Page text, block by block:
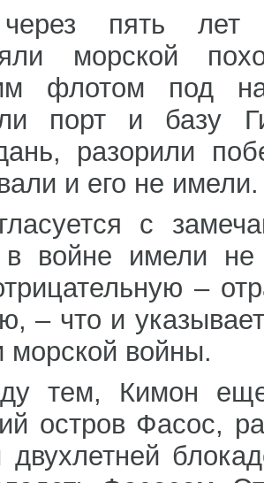
пять лет
морской
флотом под
порт и базу
разорили
и его не имели.
с
войне имели не
–
– что и
морской войны.
тем, Кимон
остров Фасос,
двухлетней